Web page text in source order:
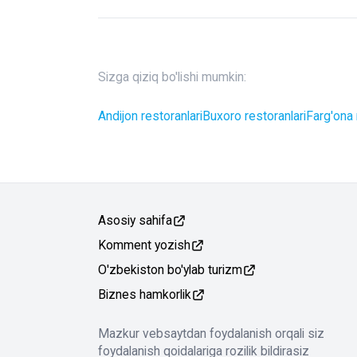
Sizga qiziq bo'lishi mumkin:
Andijon restoranlariBuxoro restoranlari
Asosiy sahifa
Komment yozish
O'zbekiston bo'ylab turizm
Biznes hamkorlik
Mazkur vebsaytdan foydalanish orqali siz
foydalanish qoidalariga rozilik bildirasiz